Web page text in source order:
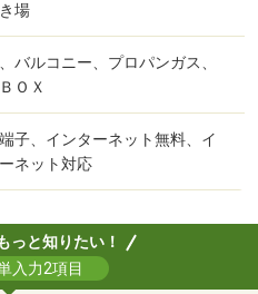
場
バルコニー、プロパンガス、
ＯＸ
子、インターネット無料、イ
ネット対応
っと知りたい！
入力2項目